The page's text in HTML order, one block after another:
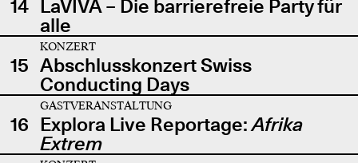
14 LaVIVA – Die barrierefreie Party für
alle
15
KONZERT
Abschlusskonzert Swiss
Conducting Days
16
GASTVERANSTALTUNG
Explora Live Reportage:Afrika
Extrem